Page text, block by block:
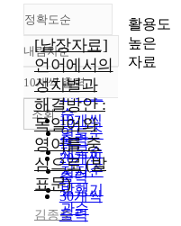
정확도순
정확도
순
인기도
순
연도순
제목순
저자순
발행기
관순
내림차순
내림차순
10개씩 출력
10개씩
출력
20개씩
출력
30개씩
출력
조회
[낱장자료]
언어에서의
성차별과
해결방안 :
독일어와
영어를 중
심으로 (발
표문)
김종수
활용도
높은
자료